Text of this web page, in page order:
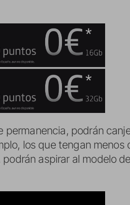
permanencia, podrán
los que tengan menos
aspirar al modelo